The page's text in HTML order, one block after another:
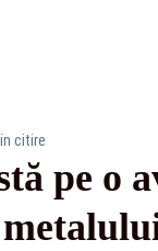
citire
pe o